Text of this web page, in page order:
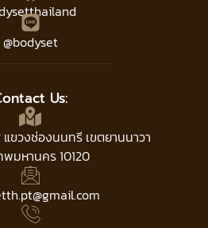
@bodyset
Us:
ขวงช่องนนทรี เขตยานนาวา
พมหานคร 10120